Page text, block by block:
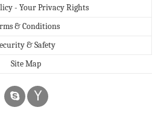
- Your Privacy Rights
& Conditions
& Safety
Site Map